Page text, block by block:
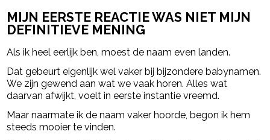
MIJN EERSTE REACTIE WAS NIET MIJN
DEFINITIEVE MENING
Als ik heel eerlijk ben, moest de naam even landen.
Dat gebeurt eigenlijk wel vaker bij bijzondere babynamen.
We zijn gewend aan wat we vaak horen. Alles wat
daarvan afwijkt, voelt in eerste instantie vreemd.
Maar naarmate ik de naam vaker hoorde, begon ik hem
steeds mooier te vinden.